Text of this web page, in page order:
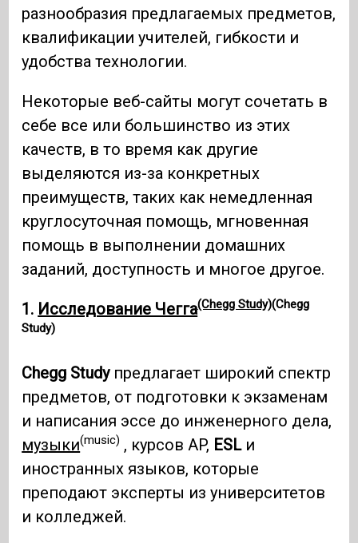
разнообразия предлагаемых предметов,
квалификации учителей, гибкости и
удобства технологии.
Некоторые веб-сайты могут сочетать в
себе все или большинство из этих
качеств, в то время как другие
выделяются из-за конкретных
преимуществ, таких как немедленная
круглосуточная помощь, мгновенная
помощь в выполнении домашних
заданий, доступность и многое другое.
1. Исследование Чегга(Chegg Study)(Chegg
Study)
Chegg Studyпредлагает широкий спектр
предметов, от подготовки к экзаменам
и написания эссе до инженерного дела,
музыки(music) , курсов AP, ESLи
иностранных языков, которые
преподают эксперты из университетов
и колледжей.